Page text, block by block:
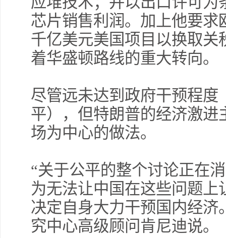
芯片销售利润。加上他要
千亿美元美国项目以换取
着华盛顿路线的重大转向。
尽管远未达到政府干预程
平），但特朗普的经济激
场为中心的做法。
“关于公平的整个讨论正在
为无法让中国在这些问题
决定自身大力干预国内经济
究中心高级顾问肯尼迪说。